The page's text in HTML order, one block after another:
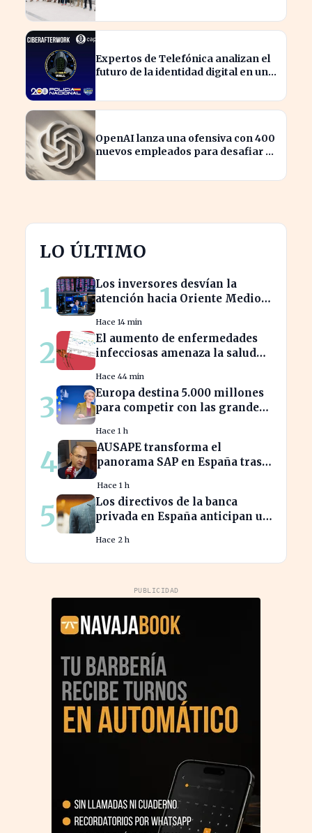
Expertos de Telefónica analizan el
futuro de la identidad digital en un
OpenAI lanza una ofensiva con 400
nuevos empleados para desafiar a
LO ÚLTIMO
1
Los inversores desvían la
atención hacia Oriente Medio
desploma
Hace 14 min
2
El aumento de enfermedades
infecciosas amenaza la salud
Hace 44 min
3
Europa destina 5.000 millones
para competir con las grandes
Hace 1 h
4
AUSAPE transforma el
panorama SAP en España tras
Hace 1 h
5
Los directivos de la banca
privada en España anticipan un
beneficios
Hace 2 h
PUBLICIDAD